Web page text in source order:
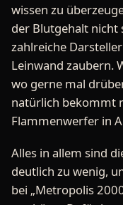
wissen zu
der Blutgehalt nicht
zahlreiche
Leinwand zaubern.
wo gerne mal
natürlich bekommt
Flammenwerfer in
Alles in allem sind
deutlich zu wenig,
bei „Metropolis